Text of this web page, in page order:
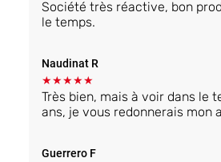
Société très réactive, bon
le temps.
Naudinat R
★★★★★
Très bien, mais à voir dans le
ans, je vous redonnerais mon
Guerrero F